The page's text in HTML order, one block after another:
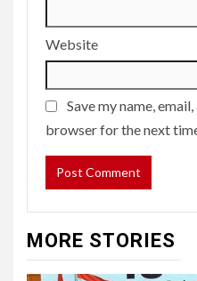
Website
Save my name,
browser for the next
MORE STORIES